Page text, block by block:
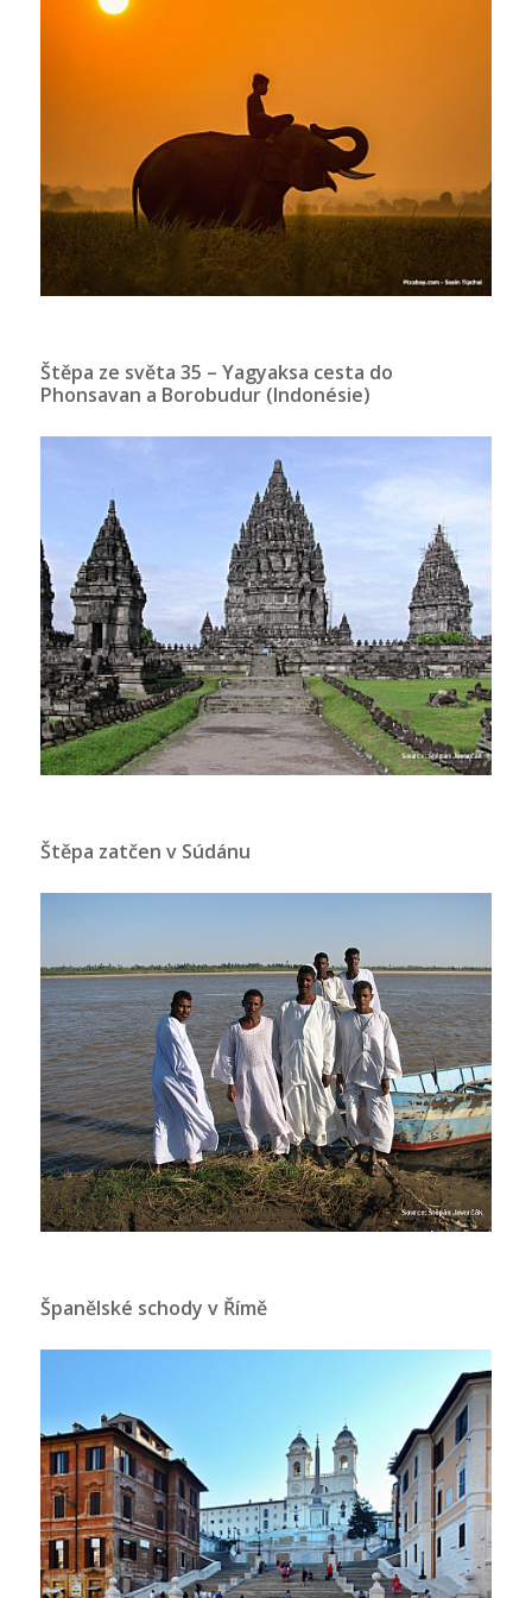
Štěpa ze světa 35 – Yagyaksa cesta do
Phonsavan a Borobudur (Indonésie)
Štěpa zatčen v Súdánu
Španělské schody v Římě